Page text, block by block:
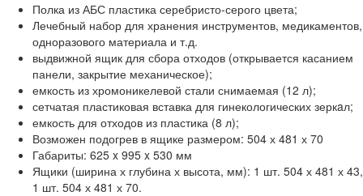
Полка из АБС пластика серебристо-серого цвета;
Лечебный набор для хранения инструментов, медикаментов,
одноразового материала и т.д.
выдвижной ящик для сбора отходов (открывается касанием
панели, закрытие механическое);
емкость из хромоникелевой стали снимаемая (12 л);
сетчатая пластиковая вставка для гинекологических зеркaл;
емкость для отходов из пластика (8 л);
Возможен подогрев в ящике размером: 504 х 481 х 70
Габариты: 625 x 995 x 530 мм
Ящики (ширина х глубина х высота, мм): 1 шт. 504 х 481 х 43,
1 шт. 504 х 481 х 70.